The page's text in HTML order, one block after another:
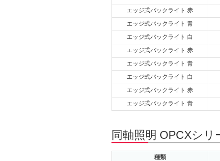
エッジ式バックライト 赤
エッジ式バックライト 青
エッジ式バックライト 白
エッジ式バックライト 赤
エッジ式バックライト 青
エッジ式バックライト 白
エッジ式バックライト 赤
エッジ式バックライト 青
同軸照明 OPCXシリ
種類